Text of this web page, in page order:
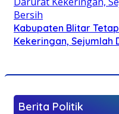
Kabupaten Blitar
Kekeringan, Sejumlah
Berita Politik